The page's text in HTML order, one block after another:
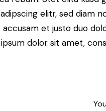
elitr, sed diam
et justo duo
dolor sit amet,